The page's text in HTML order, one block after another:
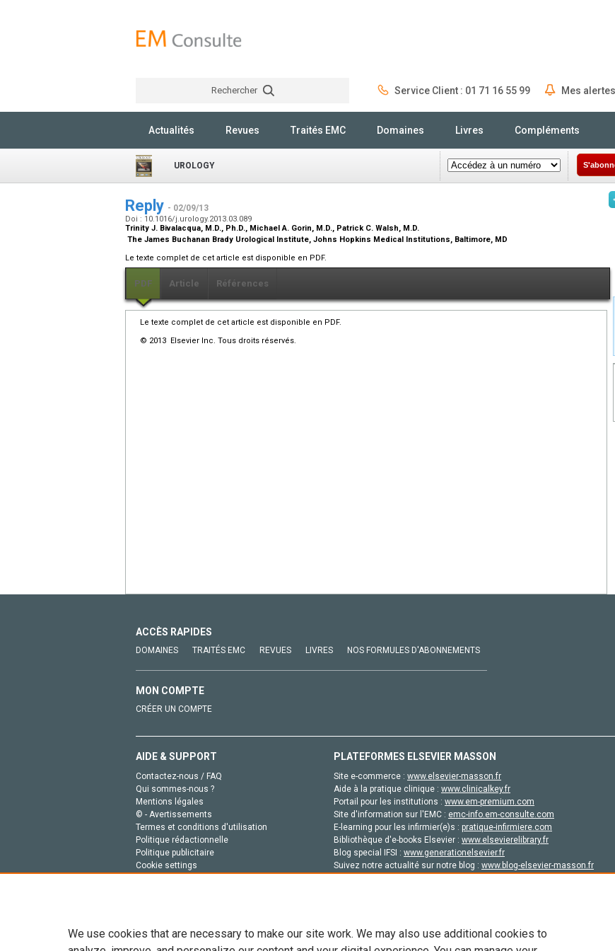
Rechercher Service Client : 01 71 16 55 99 Mes alertes
Actualités Revues Traités EMC Domaines Livres Compléments
UROLOGY
Reply - 02/09/13
Doi : 10.1016/j.urology.2013.03.089
Trinity J. Bivalacqua, M.D., Ph.D., Michael A. Gorin, M.D., Patrick C. Walsh, M.D.
The James Buchanan Brady Urological Institute, Johns Hopkins Medical Institutions, Baltimore, MD
Le texte complet de cet article est disponible en PDF.
PDF Article Références
Le texte complet de cet article est disponible en PDF.
© 2013 Elsevier Inc. Tous droits réservés.
ACCÈS RAPIDES
DOMAINES TRAITÉS EMC REVUES LIVRES NOS FORMULES D'ABONNEMENTS
MON COMPTE
CRÉER UN COMPTE
AIDE & SUPPORT
Contactez-nous / FAQ
Qui sommes-nous ?
Mentions légales
© - Avertissements
Termes et conditions d'utilisation
Politique rédactionnelle
Politique publicitaire
Cookie settings
PLATEFORMES ELSEVIER MASSON
Site e-commerce : www.elsevier-masson.fr
Aide à la pratique clinique : www.clinicalkey.fr
Portail pour les institutions : www.em-premium.com
Site d'information sur l'EMC : emc-info.em-consulte.com
E-learning pour les infirmier(e)s : pratique-infirmiere.com
Bibliothèque d'e-books Elsevier : www.elsevierelibrary.fr
Blog special IFSI : www.generationelsevier.fr
Suivez notre actualité sur notre blog : www.blog-elsevier-masson.fr
We use cookies that are necessary to make our site work. We may also use additional cookies to